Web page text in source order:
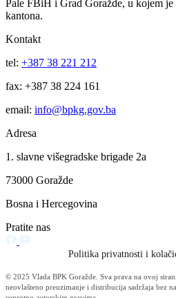
regionalnom putu Ilovača – Brzača:
06.08.2026